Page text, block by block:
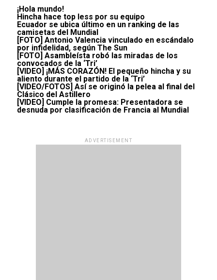
¡Hola mundo!
Hincha hace top less por su equipo
Ecuador se ubica último en un ranking de las
camisetas del Mundial
[FOTO] Antonio Valencia vinculado en escándalo
por infidelidad, según The Sun
[FOTO] Asambleísta robó las miradas de los
convocados de la ‘Tri’
[VIDEO] ¡MÁS CORAZÓN! El pequeño hincha y su
aliento durante el partido de la ‘Tri’
[VIDEO/FOTOS] Así se originó la pelea al final del
Clásico del Astillero
[VIDEO] Cumple la promesa: Presentadora se
desnuda por clasificación de Francia al Mundial
ADVERTISEMENT